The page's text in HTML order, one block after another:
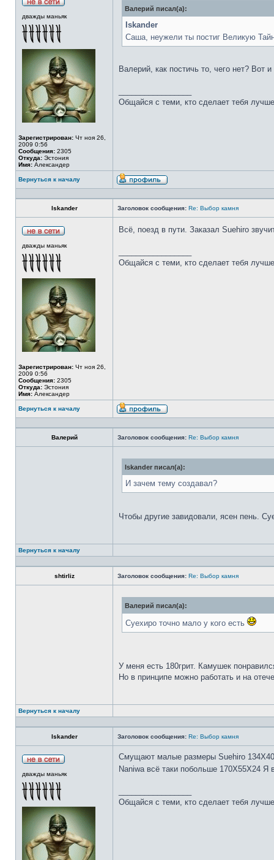
дважды маньяк
Зарегистрирован: Чт ноя 26,
2009 0:56
Сообщения: 2305
Откуда: Эстония
Имя: Александер
Валерий писал(а):
Iskander
Саша, неужели ты постиг Великую
Валерий, как постичь то, чего нет? Вот
Общайся с теми, кто сделает тебя
Вернуться к началу
Iskander Заголовок сообщения: Re: Выбор камня
дважды маньяк
Зарегистрирован: Чт ноя 26,
2009 0:56
Сообщения: 2305
Откуда: Эстония
Имя: Александер
Всё, поезд в пути. Заказал Suehiro
Общайся с теми, кто сделает тебя
Вернуться к началу
Валерий Заголовок сообщения: Re: Выбор камня
Iskander писал(а):
И зачем тему создавал?
Чтобы другие завидовали, ясен пень.
Вернуться к началу
shtirliz Заголовок сообщения: Re: Выбор камня
Валерий писал(а):
Суехиро точно мало у кого есть
У меня есть 180грит. Камушек
Но в принципе можно работать и на
Вернуться к началу
Iskander Заголовок сообщения: Re: Выбор камня
дважды маньяк
Смущают малые размеры Suehiro
Naniwa всё таки побольше 170Х55Х24 Я
Общайся с теми, кто сделает тебя